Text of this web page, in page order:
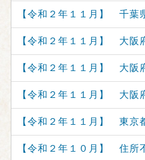
【令和２年１１月】 千
【令和２年１１月】 大
【令和２年１１月】 大
【令和２年１１月】 大
【令和２年１１月】 東
【令和２年１０月】 住